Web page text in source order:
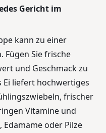
Gericht im
kann zu einer
Fügen Sie frische
und Geschmack zu
Ei liefert hochwertiges
frischer
Vitamine und
oder Pilze